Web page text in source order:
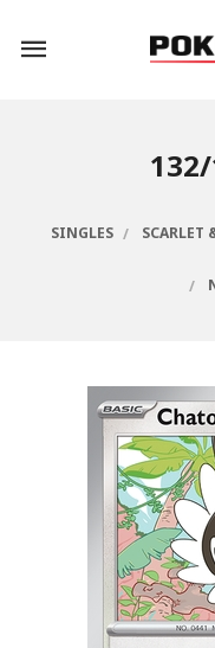
innholdet
132/
SINGLES SCARLET